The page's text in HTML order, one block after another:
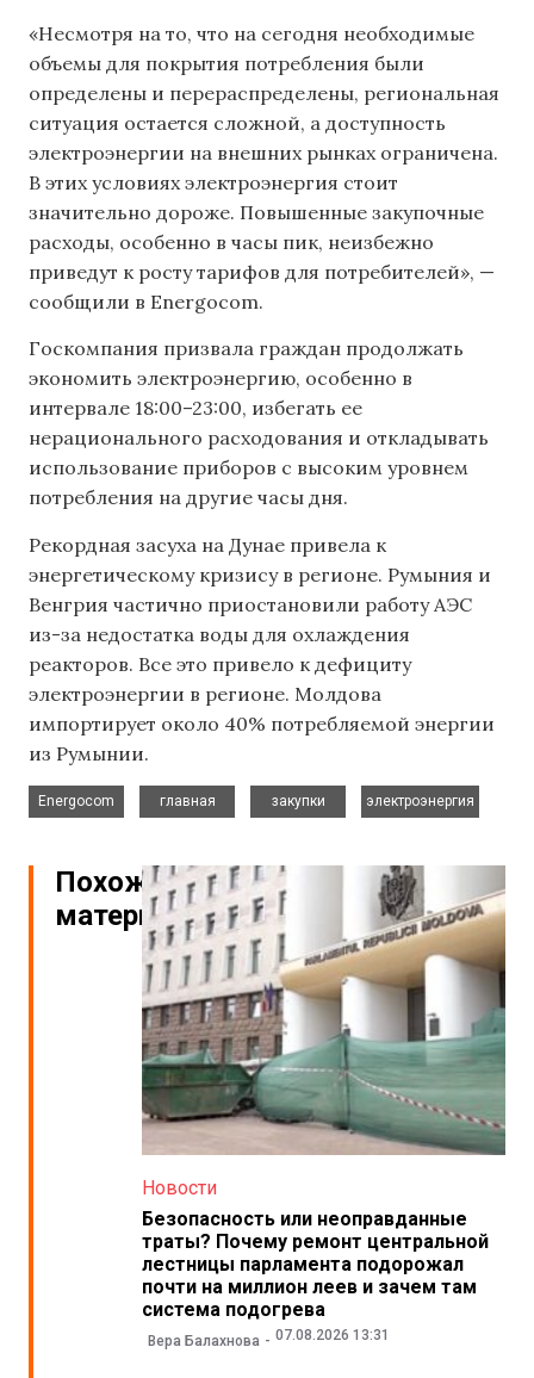
«Несмотря на то, что на сегодня необходимые
объемы для покрытия потребления были
определены и перераспределены, региональная
ситуация остается сложной, а доступность
электроэнергии на внешних рынках ограничена.
В этих условиях электроэнергия стоит
значительно дороже. Повышенные закупочные
расходы, особенно в часы пик, неизбежно
приведут к росту тарифов для потребителей», —
сообщили в Energocom.
Госкомпания призвала граждан продолжать
экономить электроэнергию, особенно в
интервале 18:00–23:00, избегать ее
нерационального расходования и откладывать
использование приборов с высоким уровнем
потребления на другие часы дня.
Рекордная засуха на Дунае привела к
энергетическому кризису в регионе. Румыния и
Венгрия частично приостановили работу АЭС
из-за недостатка воды для охлаждения
реакторов. Все это привело к дефициту
электроэнергии в регионе. Молдова
импортирует около 40% потребляемой энергии
из Румынии.
Energocom
главная
закупки
электроэнергия
Похожие
материалы
Новости
Безопасность или неоправданные
траты? Почему ремонт центральной
лестницы парламента подорожал
почти на миллион леев и зачем там
система подогрева
Вера Балахнова 07.08.2026 13:31